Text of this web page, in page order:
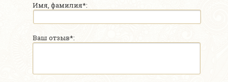
Имя, фамилия*:
Ваш отзыв*: